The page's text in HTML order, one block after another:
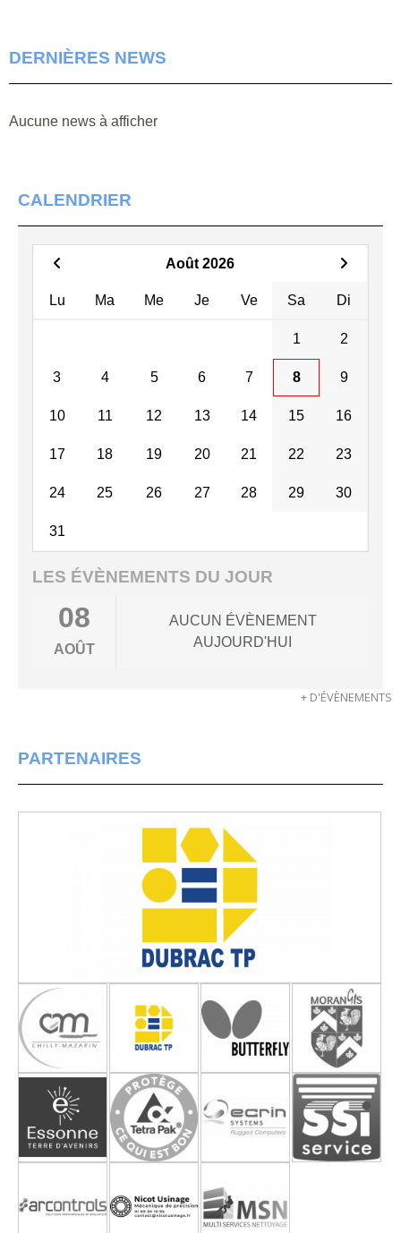
DERNIÈRES NEWS
Aucune news à afficher
CALENDRIER
Août 2026
Lu Ma Me Je Ve Sa Di
1 2
3 4 5 6 7 8 9
10 11 12 13 14 15 16
17 18 19 20 21 22 23
24 25 26 27 28 29 30
31
LES ÉVÈNEMENTS DU JOUR
08
AOÛT
AUCUN ÉVÈNEMENT
AUJOURD'HUI
+ D'ÉVÈNEMENTS
PARTENAIRES